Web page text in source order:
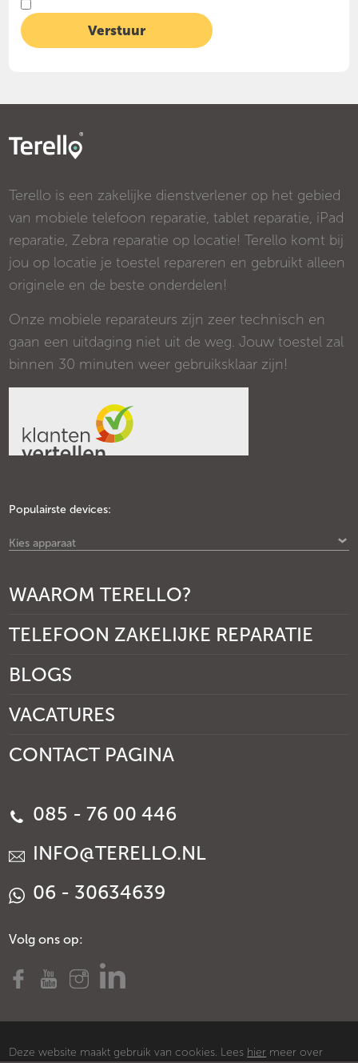
Terello is een zakelijke dienstverlener op het gebied
van mobiele telefoon reparatie, tablet reparatie, iPad
reparatie, Zebra reparatie op locatie! Terello komt bij
jou op locatie je toestel repareren en gebruikt alleen
originele en de beste onderdelen!
Onze mobiele reparateurs zijn zeer technisch en
gaan een uitdaging niet uit de weg. Jouw toestel zal
binnen 30 minuten weer gebruiksklaar zijn!
Populairste devices:
Kies apparaat
WAAROM TERELLO?
TELEFOON ZAKELIJKE REPARATIE
BLOGS
VACATURES
CONTACT PAGINA
085 - 76 00 446
INFO@TERELLO.NL
06 - 30634639
Volg ons op:
Deze website maakt gebruik van cookies. Lees hier meer over